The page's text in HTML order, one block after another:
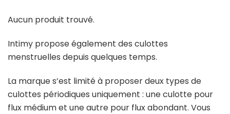
Aucun produit trouvé.
Intimy propose également des culottes
menstruelles depuis quelques temps.
La marque s’est limité à proposer deux types de
culottes périodiques uniquement : une culotte pour
flux médium et une autre pour flux abondant. Vous